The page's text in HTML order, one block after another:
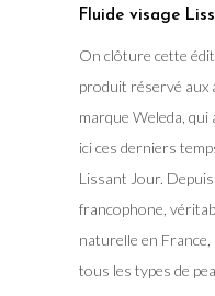
Fluide visage
On clôture cette
produit réservé aux
marque Weleda, qui
ici ces derniers
Lissant Jour.
francophone,
naturelle en
tous les types de